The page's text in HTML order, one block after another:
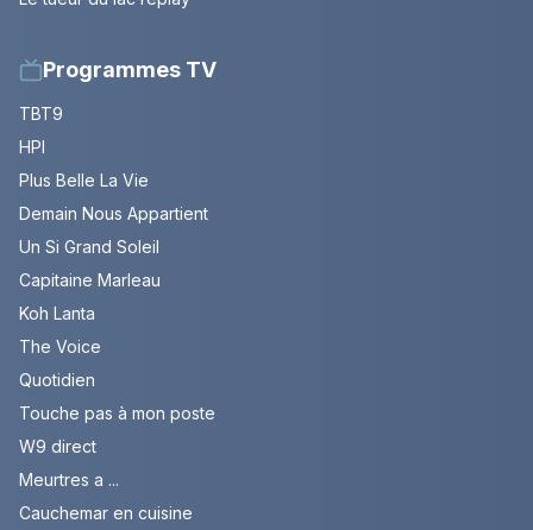
Programmes TV
TBT9
HPI
Plus Belle La Vie
Demain Nous Appartient
Un Si Grand Soleil
Capitaine Marleau
Koh Lanta
The Voice
Quotidien
Touche pas à mon poste
W9 direct
Meurtres a ...
Cauchemar en cuisine